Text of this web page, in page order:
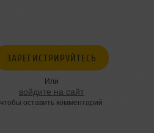
ЗАРЕГИСТРИРУЙТЕСЬ
Или
войдите на сайт
чтобы оставить комментарий